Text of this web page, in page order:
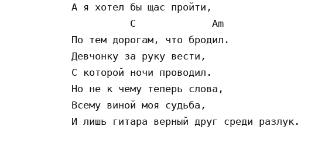
А я хотел бы щас пройти,
          C             Am
По тем дорогам, что бродил.
Девчонку за руку вести,
С которой ночи проводил.
Но не к чему теперь слова,
Всему виной моя судьба,
И лишь гитара верный друг среди разлук.